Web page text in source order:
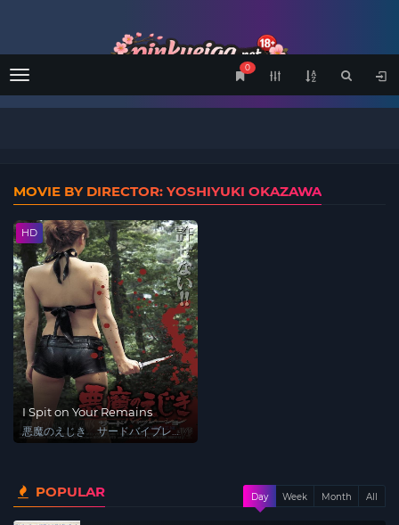
Menu
0
MOVIE BY DIRECTOR: YOSHIYUKI OKAZAWA
HD
I Spit on Your Remains
悪魔のえじき サードバイブレー
POPULAR Day Week Month All